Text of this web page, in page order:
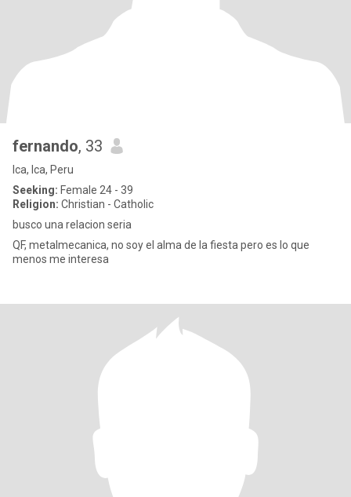
fernando, 33
Ica, Ica, Peru
Seeking: Female 24 - 39
Religion: Christian - Catholic
busco una relacion seria
QF, metalmecanica, no soy el alma de la fiesta pero es lo que
menos me interesa